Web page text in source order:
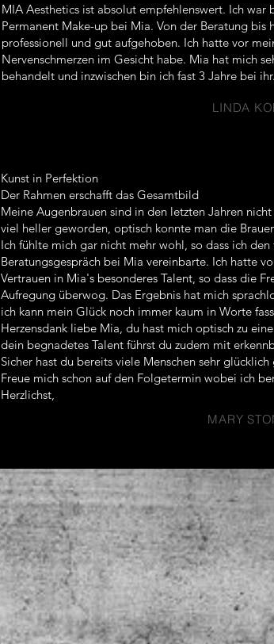
MIA Aesthetics ist absolut empfehlenswert. Ich war
Permanent Make-up bei Mia. Von der Beratung bis
professionell und gut aufgehoben. Ich hatte vor
Nervenschmerzen im Gesicht habe. Mia hat mich
behandelt und inzwischen bin ich fast 3 Jahre bei
LINDA
Kunst in Perfektion
Der Rahmen erschafft das Gesamtbild
Meine Augenbrauen sind in den letzten Jahren
viel heller geworden, optisch konnte man die
Ich fühlte mich gar nicht mehr wohl, so dass ich
Beratungsgespräch bei Mia vereinbarte. Ich hatte
Vertrauen in Mia's besonderes Talent, so dass die
Aufregung überwog. Das Ergebnis hat mich
ich kann mein Glück noch immer kaum in Worte
Herzensdank liebe Mia, du hast mich optisch zu
dein begnadetes Talent führst du zudem mit
Sicher hast du bereits viele Menschen sehr
Freue mich schon auf den Folgetermin wobei ich
Herzlichst,
MARY